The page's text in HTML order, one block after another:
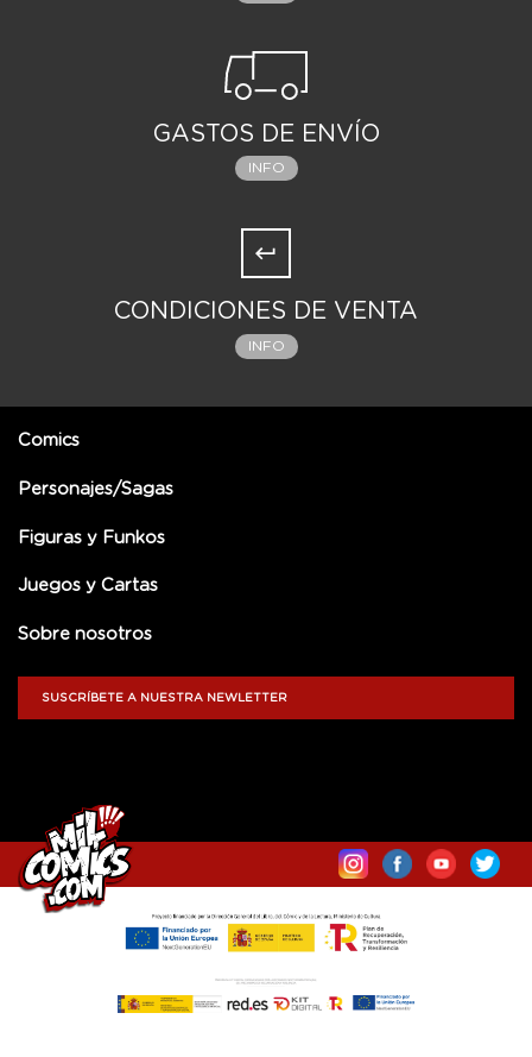
GASTOS DE ENVÍO
INFO
CONDICIONES DE VENTA
INFO
Comics
Personajes/Sagas
Figuras y Funkos
Juegos y Cartas
Sobre nosotros
SUSCRÍBETE A NUESTRA NEWLETTER